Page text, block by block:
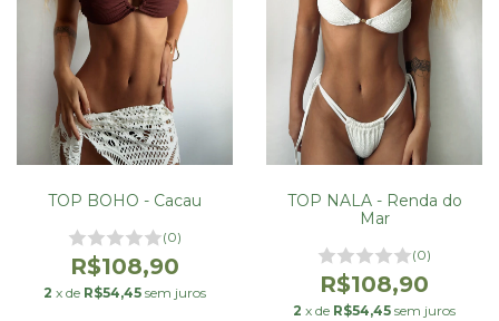
TOP BOHO - Cacau
(0)
R$108,90
2 x de R$54,45 sem juros
TOP NALA - Renda do
Mar
(0)
R$108,90
2 x de R$54,45 sem juros